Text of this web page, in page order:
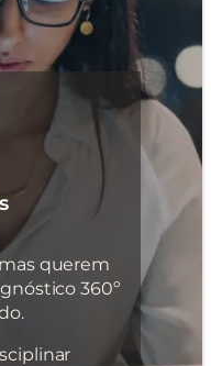
querem
360º